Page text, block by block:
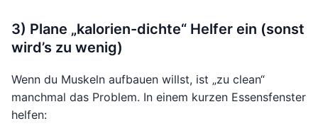
3) Plane „kalorien-dichte“ Helfer ein (sonst
wird’s zu wenig)
Wenn du Muskeln aufbauen willst, ist „zu clean“
manchmal das Problem. In einem kurzen Essensfenster
helfen: